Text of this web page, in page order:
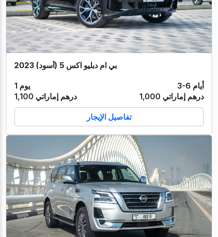
بي ام دبليو اكس 5 (أسود) 2023
1 يوم
3-6 أيام
1,100 درهم إماراتي
1,000 درهم إماراتي
تفاصيل الإيجار